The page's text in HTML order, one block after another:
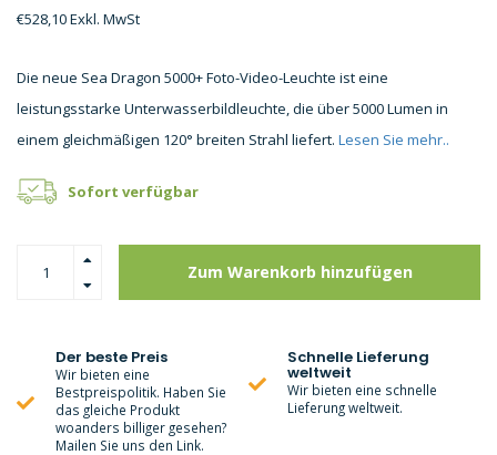
€528,10 Exkl. MwSt
Die neue Sea Dragon 5000+ Foto-Video-Leuchte ist eine
leistungsstarke Unterwasserbildleuchte, die über 5000 Lumen in
einem gleichmäßigen 120° breiten Strahl liefert. Lesen Sie mehr..
Sofort verfügbar
Zum Warenkorb hinzufügen
Der beste Preis
Wir bieten eine
Bestpreispolitik. Haben Sie
das gleiche Produkt
woanders billiger gesehen?
Mailen Sie uns den Link.
Schnelle Lieferung
weltweit
Wir bieten eine schnelle
Lieferung weltweit.